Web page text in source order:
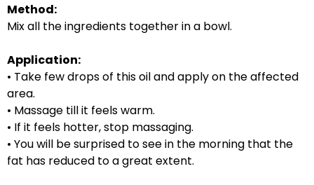
Method:
Mix all the ingredients together in a bowl.
Application:
• Take few drops of this oil and apply on the affected
area.
• Massage till it feels warm.
• If it feels hotter, stop massaging.
• You will be surprised to see in the morning that the
fat has reduced to a great extent.